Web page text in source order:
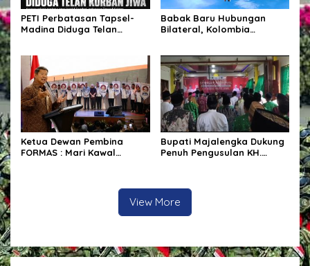
PETI Perbatasan Tapsel-
Madina Diduga Telan
Keterangan Resmi
Babak Baru Hubungan
Bilateral, Kolombia
Wilayah Sahara
Ketua Dewan Pembina
FORMAS : Mari Kawal
Bupati Majalengka Dukung
Penuh Pengusulan KH.
View More